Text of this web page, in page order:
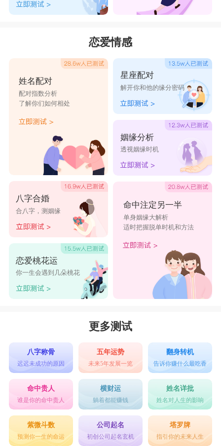
恋爱情感
姓名配对
配对指数分析
了解你们如何相处
八字合婚
合八字，测姻缘
恋爱桃花运
你一生会遇到几朵桃花
星座配对
解开你和他的缘分密码
姻缘分析
透视姻缘时机
命中注定另一半
单身姻缘大解析
适时把握脱单时机和方法
更多测试
八字称骨
迟迟未成功的原因
五年运势
未来5年发展一览
翻身转机
告诉你赚什么最吃香
命中贵人
谁是你的命中贵人
横财运
躺着都能赚钱
姓名详批
姓名对人生的影响
紫微斗数
预测你一生的命运
公司起名
初创公司起名玄机
塔罗牌
指引你的未来人生